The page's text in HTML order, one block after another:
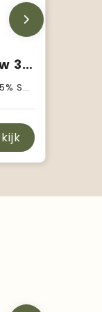
Americano®­­ Renew 350 ml geïsoleerde beker